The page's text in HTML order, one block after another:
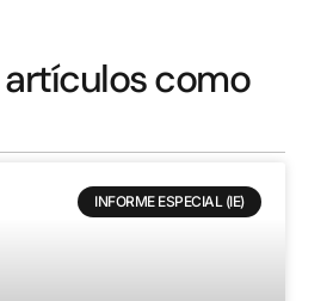
como
INFORME ESPECIAL (IE)